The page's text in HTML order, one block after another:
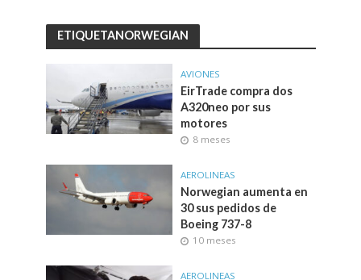
ETIQUETANORWEGIAN
AVIONES
EirTrade compra dos
A320neo por sus
motores
8 meses
AEROLINEAS
Norwegian aumenta en
30 sus pedidos de
Boeing 737-8
10 meses
AEROLINEAS